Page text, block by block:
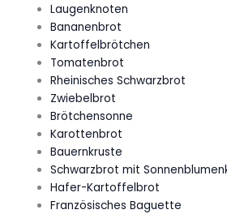
Laugenknoten
Bananenbrot
Kartoffelbrötchen
Tomatenbrot
Rheinisches Schwarzbrot
Zwiebelbrot
Brötchensonne
Karottenbrot
Bauernkruste
Schwarzbrot mit
Hafer-Kartoffelbrot
Französisches Baguette